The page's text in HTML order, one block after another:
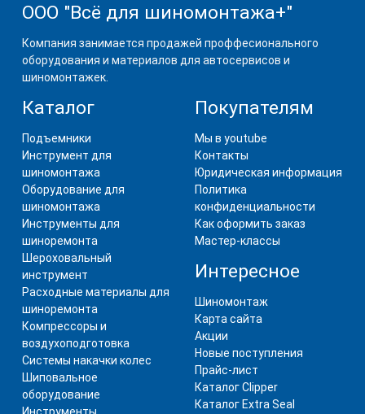
ООО "Всё для шиномонтажа+"
Компания занимается продажей проффесионального
оборудования и материалов для автосервисов и
шиномонтажек.
Каталог
Подъемники
Инструмент для
шиномонтажа
Оборудование для
шиномонтажа
Инструменты для
шиноремонта
Шероховальный
инструмент
Расходные материалы для
шиноремонта
Компрессоры и
воздухоподготовка
Системы накачки колес
Шиповальное
оборудование
Инструменты
Покупателям
Мы в youtube
Контакты
Юридическая информация
Политика
конфиденциальности
Как оформить заказ
Мастер-классы
Интересное
Шиномонтаж
Карта сайта
Акции
Новые поступления
Прайс-лист
Каталог Clipper
Каталог Extra Seal